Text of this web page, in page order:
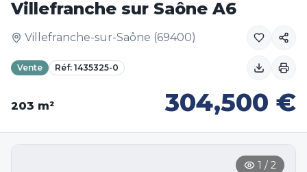
Villefranche sur Saône A6
Villefranche-sur-Saône (69400)
Vente Réf: 1435325-0
203 m² 304,500 €
1 / 2